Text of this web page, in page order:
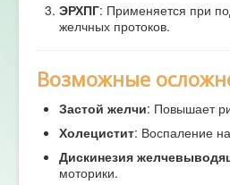
ЭРХПГ: Применяется при
желчных протоков.
Возможные
Застой желчи: Повышает
Холецистит: Воспаление
Дискинезия
моторики.